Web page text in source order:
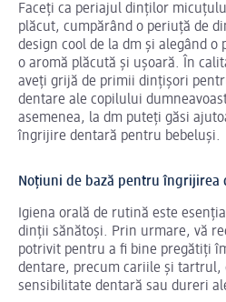
Faceți ca periajul dinților
plăcut, cumpărând o periuță de
design cool de la dm și alegând o
o aromă plăcută și ușoară. În
aveți grijă de primii dințișori
dentare ale copilului
asemenea, la dm puteți găsi
îngrijire dentară pentru bebeluși.
Noțiuni de bază pentru îngrijirea
Igiena orală de rutină este
dinții sănătoși. Prin urmare, vă
potrivit pentru a fi bine pregătiți
dentare, precum cariile și tartrul,
sensibilitate dentară sau dureri